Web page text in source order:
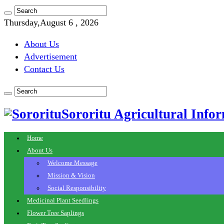
Thursday,August 6 , 2026
About Us
Advertisement
Contact Us
Sororitu Agricultural
Home
About Us
Welcome Message
Mission & Vision
Social Responsibility
Medicinal Plant Seedlings
Flower Tree Saplings